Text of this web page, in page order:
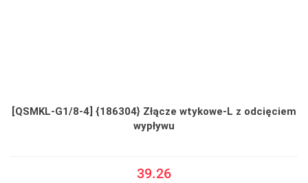
[QSMKL-G1/8-4] {186304} Złącze wtykowe-L z odcięciem
wypływu
39.26